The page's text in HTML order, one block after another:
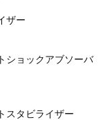
ザー
ショックアブソーバ
スタビライザー